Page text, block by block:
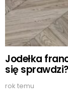
Jodełka
się sprawdzi?
rok temu